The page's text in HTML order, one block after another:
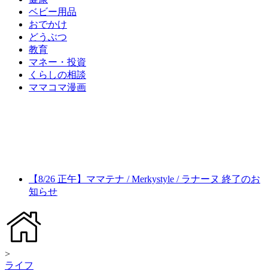
ベビー用品
おでかけ
どうぶつ
教育
マネー・投資
くらしの相談
ママコマ漫画
【8/26 正午】ママテナ / Merkystyle / ラナーヌ 終了のお
知らせ
>
ライフ